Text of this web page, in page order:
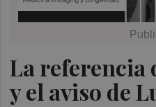
La referencia
y el aviso de